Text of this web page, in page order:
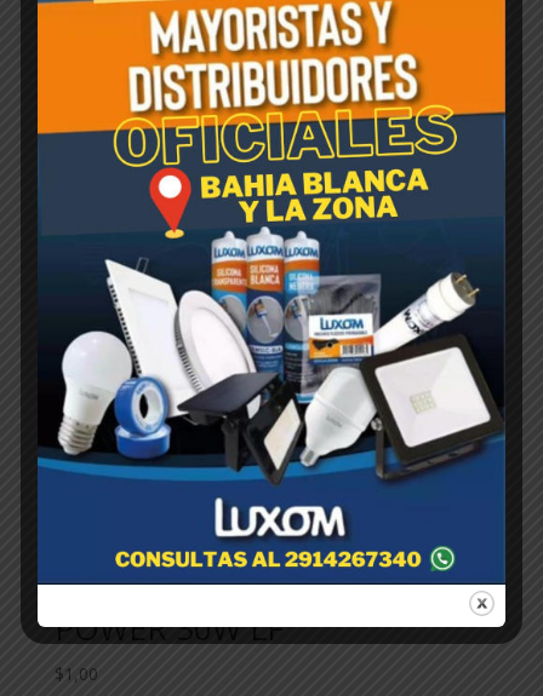
Productos relacionados
LUXOM-LAMPARA LED HI
POWER 30W LF
$1,00